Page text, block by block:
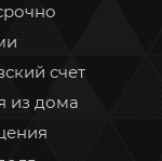
счет
из дома